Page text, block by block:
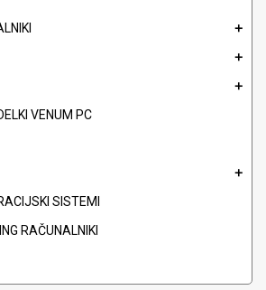
VENUM PC
SISTEMI
RAČUNALNIKI